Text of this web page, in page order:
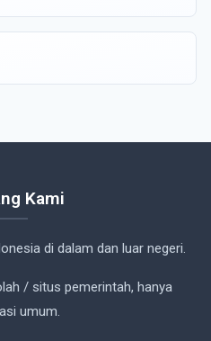
Kami
di dalam dan luar negeri.
/ situs pemerintah, hanya
umum.